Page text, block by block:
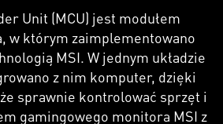
Unit (MCU) jest modułem
w którym zaimplementowano
MSI. W jednym układzie
z nim komputer, dzięki
sprawnie kontrolować sprzęt i
gamingowego monitora MSI z